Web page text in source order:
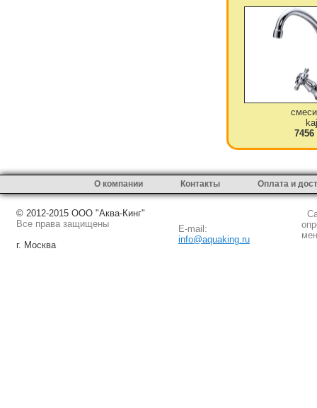
7456
О компании Контакты Оплата и
© 2012-2015 ООО "Аква-Кинг"
Все права защищены
г. Москва
E-mail:
info@aquaking.ru